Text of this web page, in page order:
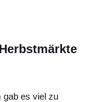
gab es viel zu